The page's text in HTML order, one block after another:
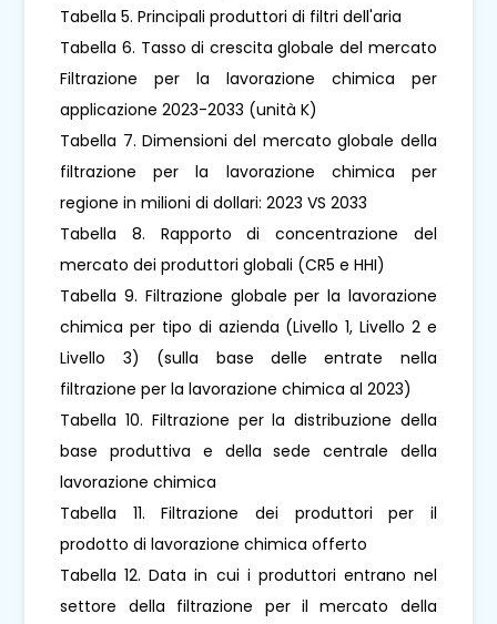
Tabella 5. Principali produttori di filtri dell'aria
Tabella 6. Tasso di crescita globale del mercato
Filtrazione per la lavorazione chimica per
applicazione 2023-2033 (unità K)
Tabella 7. Dimensioni del mercato globale della
filtrazione per la lavorazione chimica per
regione in milioni di dollari: 2023 VS 2033
Tabella 8. Rapporto di concentrazione del
mercato dei produttori globali (CR5 e HHI)
Tabella 9. Filtrazione globale per la lavorazione
chimica per tipo di azienda (Livello 1, Livello 2 e
Livello 3) (sulla base delle entrate nella
filtrazione per la lavorazione chimica al 2023)
Tabella 10. Filtrazione per la distribuzione della
base produttiva e della sede centrale della
lavorazione chimica
Tabella 11. Filtrazione dei produttori per il
prodotto di lavorazione chimica offerto
Tabella 12. Data in cui i produttori entrano nel
settore della filtrazione per il mercato della